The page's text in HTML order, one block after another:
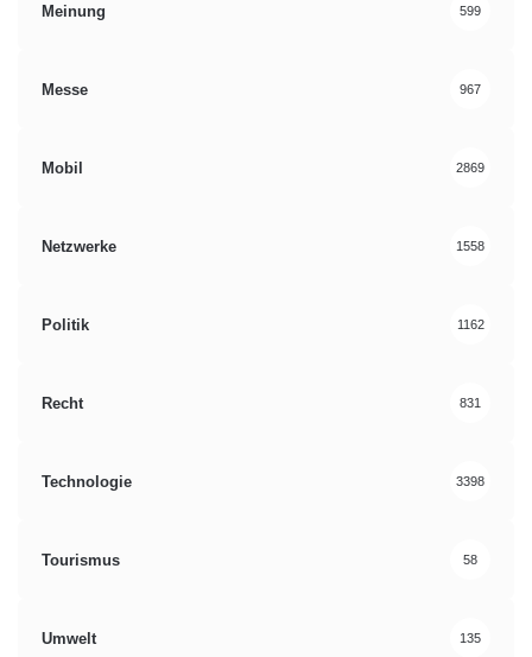
Meinung 599
Messe 967
Mobil 2869
Netzwerke 1558
Politik 1162
Recht 831
Technologie 3398
Tourismus 58
Umwelt 135